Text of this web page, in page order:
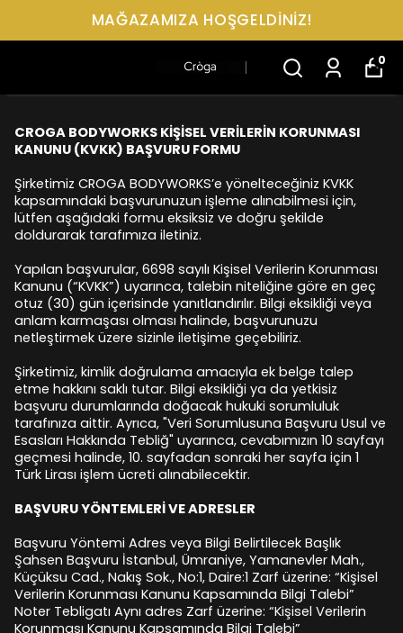
MAĞAZAMIZA HOŞGELDİNİZ!
0
CROGA BODYWORKS KİŞİSEL VERİLERİN KORUNMASI
KANUNU (KVKK) BAŞVURU FORMU
Şirketimiz CROGA BODYWORKS’e yönelteceğiniz KVKK
kapsamındaki başvurunuzun işleme alınabilmesi için,
lütfen aşağıdaki formu eksiksiz ve doğru şekilde
doldurarak tarafımıza iletiniz.
Yapılan başvurular, 6698 sayılı Kişisel Verilerin Korunması
Kanunu (“KVKK”) uyarınca, talebin niteliğine göre en geç
otuz (30) gün içerisinde yanıtlandırılır. Bilgi eksikliği veya
anlam karmaşası olması halinde, başvurunuzu
netleştirmek üzere sizinle iletişime geçebiliriz.
Şirketimiz, kimlik doğrulama amacıyla ek belge talep
etme hakkını saklı tutar. Bilgi eksikliği ya da yetkisiz
başvuru durumlarında doğacak hukuki sorumluluk
tarafınıza aittir. Ayrıca, "Veri Sorumlusuna Başvuru Usul ve
Esasları Hakkında Tebliğ" uyarınca, cevabımızın 10 sayfayı
geçmesi halinde, 10. sayfadan sonraki her sayfa için 1
Türk Lirası işlem ücreti alınabilecektir.
BAŞVURU YÖNTEMLERİ VE ADRESLER
Başvuru Yöntemi Adres veya Bilgi Belirtilecek Başlık
Şahsen Başvuru İstanbul, Ümraniye, Yamanevler Mah.,
Küçüksu Cad., Nakış Sok., No:1, Daire:1 Zarf üzerine: “Kişisel
Verilerin Korunması Kanunu Kapsamında Bilgi Talebi”
Noter Tebligatı Aynı adres Zarf üzerine: “Kişisel Verilerin
Korunması Kanunu Kapsamında Bilgi Talebi”